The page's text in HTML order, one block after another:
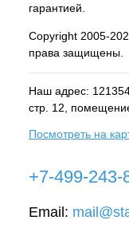
гарантией.
Copyright 2005-
права защищены.
Наш адрес:
стр. 12,
Посмотреть на
+7-499-243-
Email: